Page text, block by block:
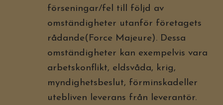
förseningar/fel till följd av
omständigheter utanför företagets
rådande(Force Majeure). Dessa
omständigheter kan exempelvis vara
arbetskonflikt, eldsvåda, krig,
myndighetsbeslut, förminskadeller
utebliven leverans från leverantör.